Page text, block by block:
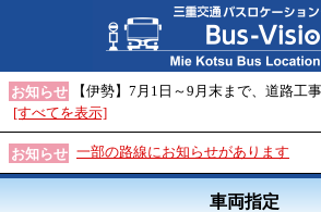
お知らせ
【伊勢】7月1日～9月末まで、道路工
[すべてを表示]
お知らせ 一部の路線にお知らせがあります
車両指定